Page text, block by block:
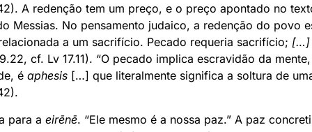
A redenção tem um preço, e o preço apontado no
Messias. No pensamento judaico, a redenção do povo
a um sacrifício. Pecado requeria sacrifício; […]
cf. Lv 17.11). “O pecado implica escravidão da
é aphesis […] que literalmente significa a soltura de
para a eirēnē. “Ele mesmo é a nossa paz.” A paz